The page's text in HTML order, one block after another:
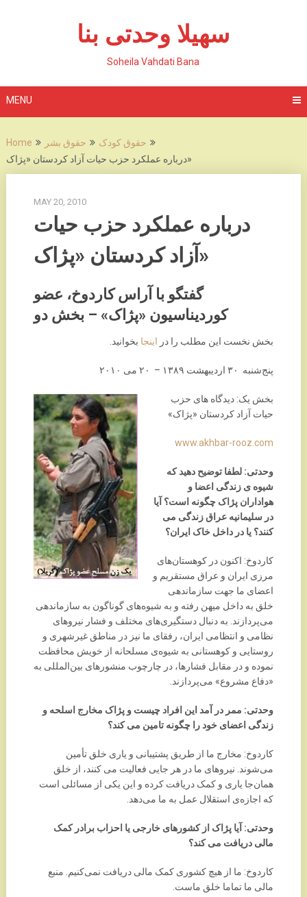
سهیلا وحدتی بنا
Soheila Vahdati Bana
MENU
Home حقوق بشر
حقوق کودک
درباره عملکرد حزب حیات آزاد کردستان «پژاک»
MAY 20, 2010
درباره عملکرد حزب حیات
آزاد کردستان «پژاک»
گفتگو با آراس کاردوخ، عضو
کوردیناسیون «پژاک» – بخش دو
بخش نخست این مطلب را در اینجا بخوانید.
پنج‌شنبه ٣۰ ارديبهشت ۱٣٨۹ – ۲۰ می ۲۰۱۰
بخش یک: دیدگاه های حزب
حیات آزاد کردستان «پژاک»
www.akhbar-rooz.com
وحدتی: لطفا توضیح دهید که
شیوه ی زندگی اعضا و
هواداران پژاک چگونه است؟ آیا
در سلیمانیه عراق زندگی می
کنند؟ یا در داخل خاک ایران؟
کاردوخ: اکنون در کوهستان‌های
مرزی ایران و عراق مستقریم و
اعضای ما جهت سازماندهی
خلق به داخل میهن رفته و به شیوه‌های گوناگون به سازماندهی
می‌پردازند. به دنبال دستگیری‌های مختلف و فشار نیروهای
نظامی و انتظامی ایران، رفقای ما نیز در مناطق غیرشهری و
روستایی و کوهستانی به شیوه‌ی مسلحانه از خویش محافظت
نموده و در مقابل فشارها، در چارچوب منشورهای بین‌المللی به
«دفاع مشروع» می‌پردازند.
وحدتی: ممر در آمد این افراد چیست و پژاک مخارج اسلحه و
زندگی اعضای خود را چگونه تامین می کند؟
کاردوخ: مخارج ما از طریق پشتیبانی و یاری خلق تأمین
می‌شوند. نیروهای ما در هر جایی فعالیت می کنند، از خلق
همان‌جا یاری و کمک دریافت کرده و این یکی از مسائلی است
که اجازه‌ی استقلال عمل به ما می‌دهد.
وحدتی: آیا پژاک از کشورهای خارجی یا احزاب برادر کمک
مالی دریافت می کند؟
کاردوخ: ما از هیچ کشوری کمک مالی دریافت نمی‌کنیم. منبع
مالی ما تماما خلق ماست.